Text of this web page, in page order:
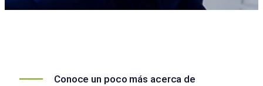
Conoce un poco más acerca de